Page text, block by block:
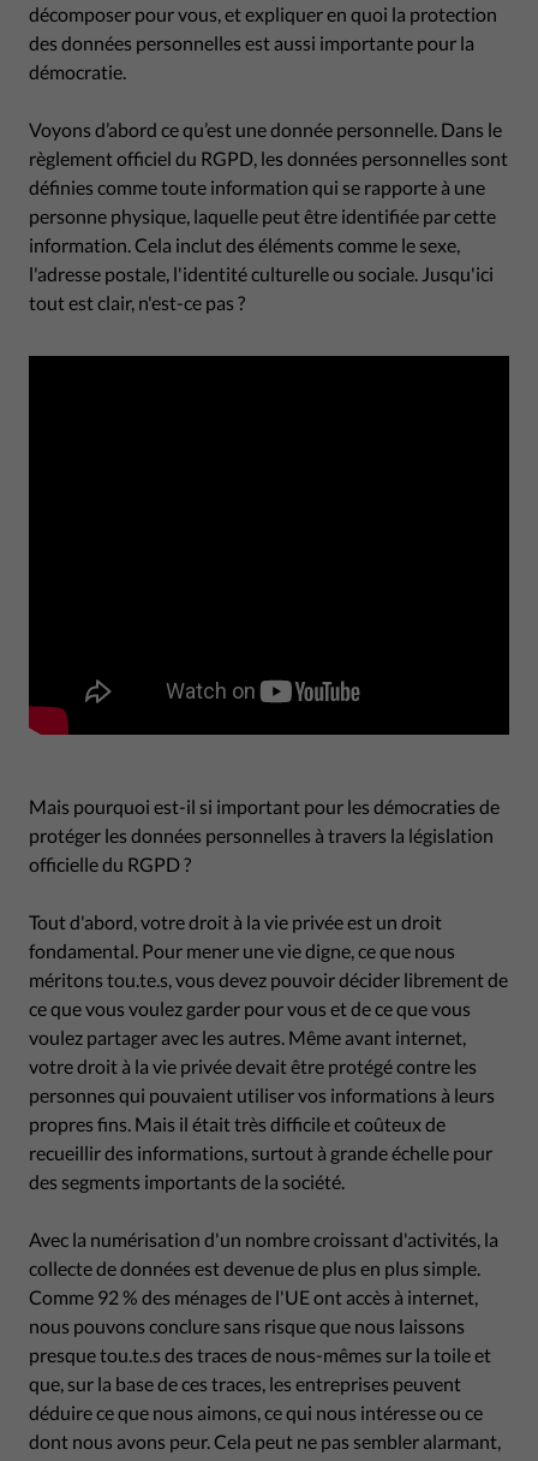
décomposer pour vous, et expliquer en quoi la protection
des données personnelles est aussi importante pour la
démocratie.
Voyons d’abord ce qu’est une donnée personnelle. Dans le
règlement officiel du RGPD, les données personnelles sont
définies comme toute information qui se rapporte à une
personne physique, laquelle peut être identifiée par cette
information. Cela inclut des éléments comme le sexe,
l'adresse postale, l'identité culturelle ou sociale. Jusqu'ici
tout est clair, n'est-ce pas ?
Mais pourquoi est-il si important pour les démocraties de
protéger les données personnelles à travers la législation
officielle du RGPD ?
Tout d'abord, votre droit à la vie privée est un droit
fondamental. Pour mener une vie digne, ce que nous
méritons tou.te.s, vous devez pouvoir décider librement de
ce que vous voulez garder pour vous et de ce que vous
voulez partager avec les autres. Même avant internet,
votre droit à la vie privée devait être protégé contre les
personnes qui pouvaient utiliser vos informations à leurs
propres fins. Mais il était très difficile et coûteux de
recueillir des informations, surtout à grande échelle pour
des segments importants de la société.
Avec la numérisation d'un nombre croissant d'activités, la
collecte de données est devenue de plus en plus simple.
Comme 92 % des ménages de l'UE ont accès à internet,
nous pouvons conclure sans risque que nous laissons
presque tou.te.s des traces de nous-mêmes sur la toile et
que, sur la base de ces traces, les entreprises peuvent
déduire ce que nous aimons, ce qui nous intéresse ou ce
dont nous avons peur. Cela peut ne pas sembler alarmant,